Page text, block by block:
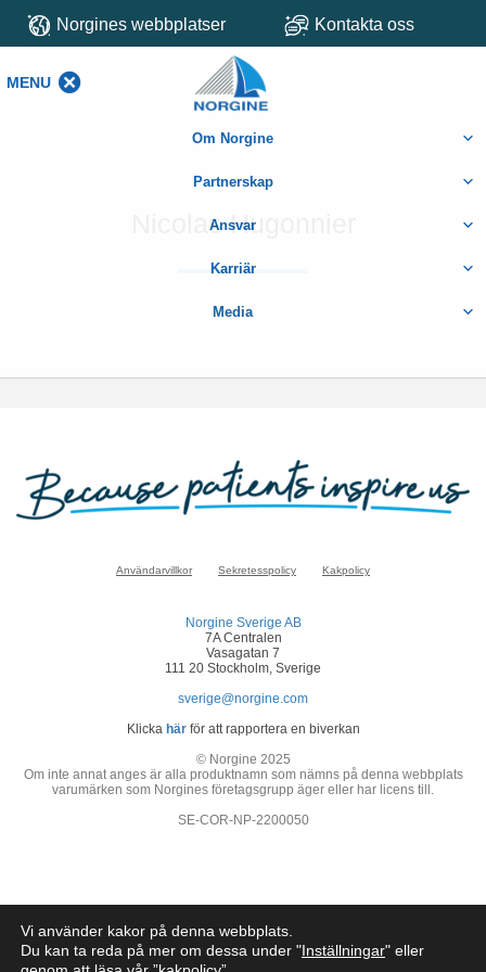
Norgines webbplatser Kontakta oss
MENU
Om Norgine
Partnerskap
Ansvar
Karriär
Media
Nicolas Hugonnier
Användarvillkor Sekretesspolicy Kakpolicy
Norgine Sverige AB
7A Centralen
Vasagatan 7
111 20 Stockholm, Sverige
sverige@norgine.com
Klicka härför att rapportera en biverkan
© Norgine 2025
Om inte annat anges är alla produktnamn som nämns på denna webbplats
varumärken som Norgines företagsgrupp äger eller har licens till.
SE-COR-NP-2200050
Vi använder kakor på denna webbplats.
Du kan ta reda på mer om dessa under "Inställningar" eller